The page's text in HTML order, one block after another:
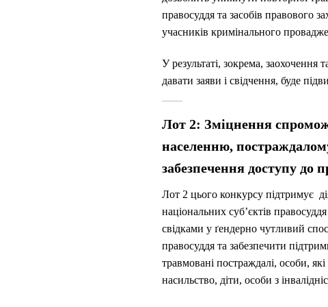
правосуддя та засобів правового
учасників кримінального
У результаті, зокрема, заохочення
давати заяви і свідчення, буде
Лот 2: Зміцнення
населенню,
забезпечення доступу до
Лот 2 цього конкурсу підтримує
національних суб’єктів
свідками у ґендерно чутливий
правосуддя та забезпечити
травмовані постраждалі, особи,
насильство, діти, особи з